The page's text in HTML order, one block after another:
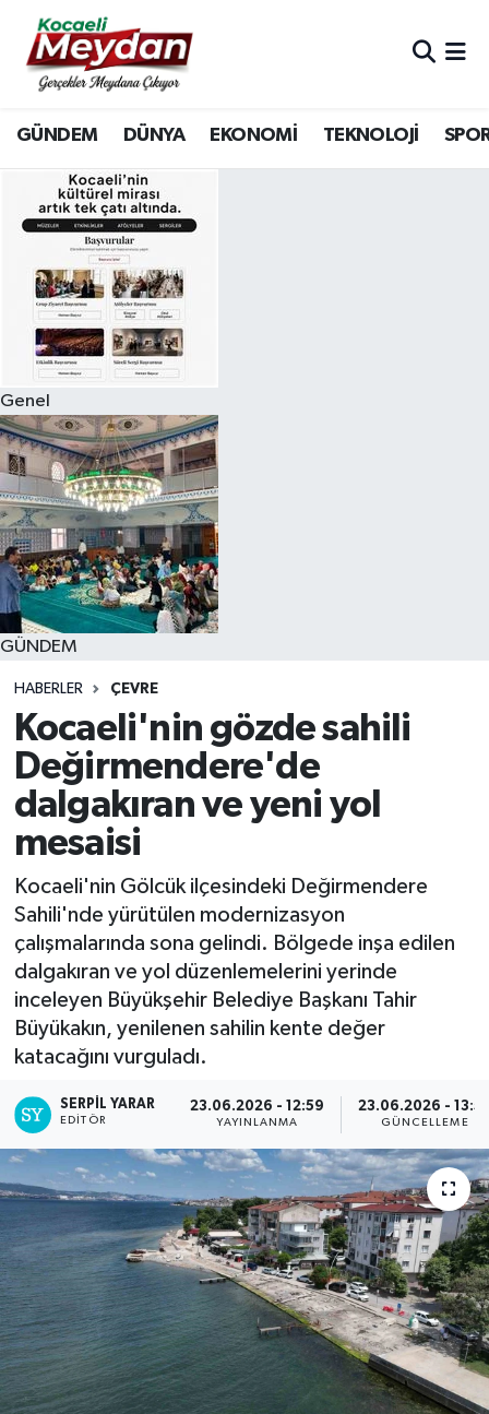
GÜNDEM DÜNYA EKONOMİ TEKNOLOJİ
Genel
GÜNDEM
HABERLER ÇEVRE
Kocaeli'nin gözde sahili
Değirmendere'de
dalgakıran ve yeni yol
mesaisi
Kocaeli'nin Gölcük ilçesindeki Değirmendere
Sahili'nde yürütülen modernizasyon
çalışmalarında sona gelindi. Bölgede inşa edilen
dalgakıran ve yol düzenlemelerini yerinde
inceleyen Büyükşehir Belediye Başkanı Tahir
Büyükakın, yenilenen sahilin kente değer
katacağını vurguladı.
SERPİL YARAR
EDITÖR
23.06.2026 - 12:59
YAYINLANMA
23.06.2026 -
GÜNCELLEME
Nöbetçi Eczaneler
Hava Durumu
Trafik Durumu
Süper Lig Puan Durumu ve Fikstür
Tüm Manşetler
Son Dakika Haberleri
Haber Arşivi